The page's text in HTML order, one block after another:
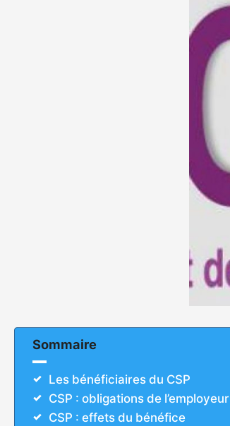
Sommaire
Les bénéficiaires du CSP
CSP : obligations de l’employeur
CSP : effets du bénéfice